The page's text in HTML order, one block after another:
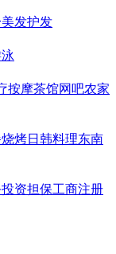
美发护发
按摩茶馆网吧农家
烧烤日韩料理东南
投资担保工商注册